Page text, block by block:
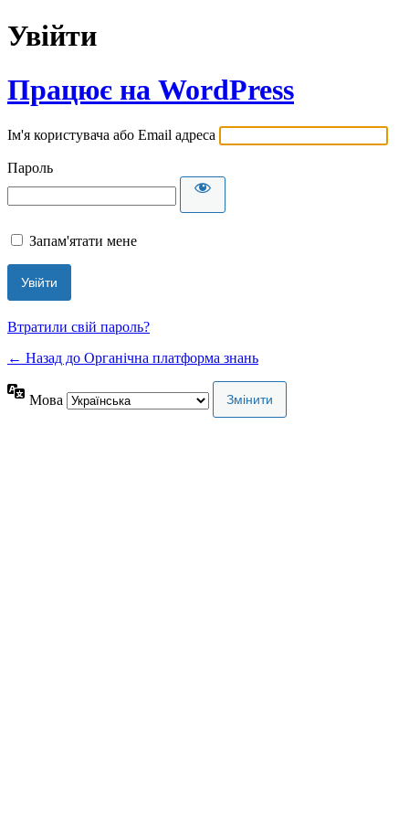
Увійти
Працює на WordPress
Ім'я користувача або Email адреса
Пароль
Запам'ятати мене
Втратили свій пароль?
← Назад до Органічна платформа знань
Мова